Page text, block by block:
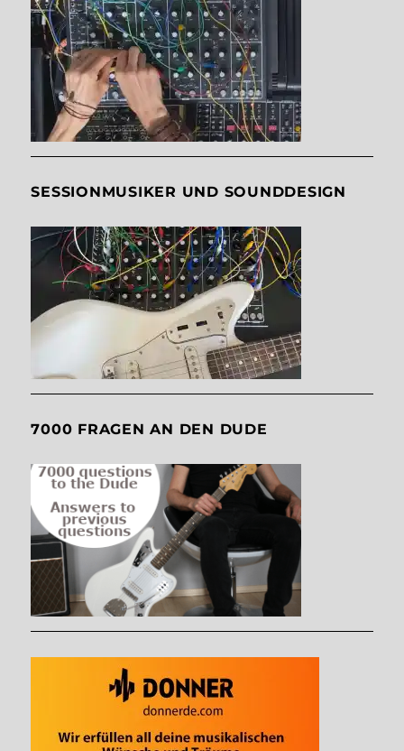
SESSIONMUSIKER UND SOUNDDESIGN
7000 FRAGEN AN DEN DUDE